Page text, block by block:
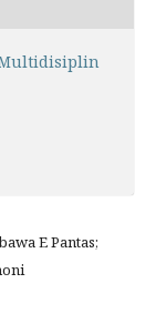
Multidisiplin
E Pantas;